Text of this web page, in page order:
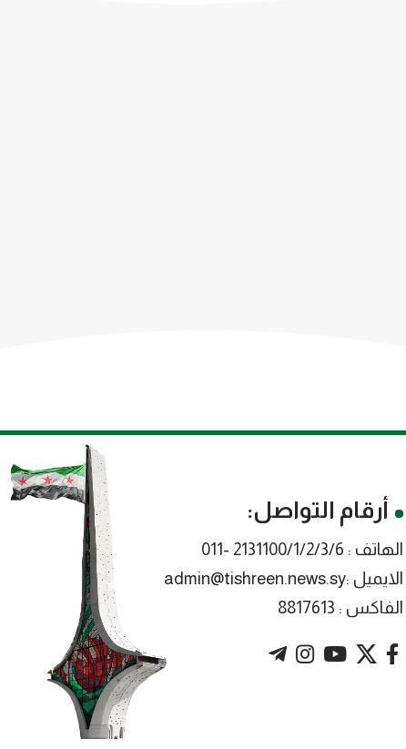
أرقام التواصل:
الهاتف : 2131100/1/2/3/6 -011
الايميل :admin@tishreen.news.sy
الفاكس : 8817613